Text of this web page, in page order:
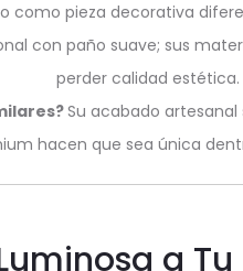
como pieza decorativa
con paño suave; sus
perder calidad estética.
Su acabado
hacen que sea única
a